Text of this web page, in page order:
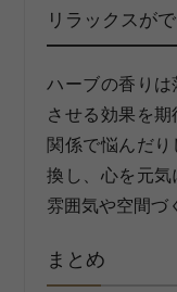
リラックスが
ハーブの香り
させる効果を
関係で悩んだ
換し、心を元
雰囲気や空間づ
まとめ